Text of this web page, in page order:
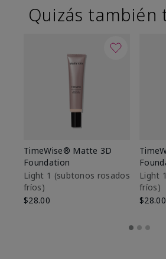
Quizás también
TimeWise® Matte 3D
Foundation
Light 1​ (subtonos rosados
fríos)
$28.00
Light
fríos)
$28.00